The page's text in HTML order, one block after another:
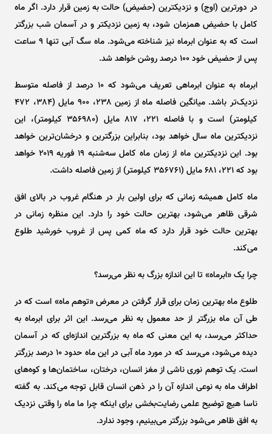
در دورترین (اوج) و نزدیکترین (حضیض) حالت به زمین قرار دارد. اگر ماه
کامل با حضیض همزمان شود، به زمین نزدیکتر و در آسمان شب بزرگتر
است که به عنوان ابرماه نیز شناخته می‌شود. ماه سگ آبی تنها ۹ ساعت
پس از حضیض خود ۱۰۰ درصد روشن خواهد شد.
ابرماه به عنوان ابرماهی تعریف می‌شود که ۱۰ درصد از فاصله متوسط
نزدیک‌تر باشد. میانگین فاصله ماه از زمین ۲۳۸، ۹۰۰ مایل (۳۸۴، ۴۷۲
کیلومتر) است و با فاصله ۲۲۱، ۸۱۷ مایل (۳۵۶۹۸۰ کیلومتر)، این
نزدیکترین ماه سال خواهد بود، بنابراین بزرگترین و درخشان‌ترین خواهد
بود. این نزدیکترین ماه از زمان ماه کامل سه‌شنبه ۱۹ فوریه ۲۰۱۹ خواهد
بود که ۲۲۱، ۶۸۱ مایل (۳۵۶۷۶۱ کیلومتر) از زمین فاصله داشت.
ماه کامل همیشه زمانی که برای اولین بار در هنگام غروب در بالای افق
شرقی ظاهر می‌شود، بهترین حالت خود را دارد. این منظره زمانی در
بهترین حالت خود قرار دارد که ماه کمی پس از غروب خورشید طلوع
می‌کند.
چرا یک «ابرماه» تا این اندازه بزرگ به نظر می‌رسد؟
طلوع ماه بهترین زمان برای قرار گرفتن در معرض «توهم ماه» است که در
طی آن ماه بزرگتر از حد معمول به نظر می‌رسد. این اثر برای ابرماه به
حداکثر می‌رسد، به این معنی که ماه به بزرگترین اندازه‌ای که در آسمان
دیده می‌شود، می‌رسد که در مورد ماه آبی در این ماه حدود ۱۰ درصد بزرگتر
است. یک توهم نوری ناشی از مغز انسان، درختان، ساختمان‌ها و کوه‌های
اطراف ماه به نوعی اندازه آن را در ذهن انسان قابل توجه می‌کند. به گفته
ناسا هیچ توضیح علمی رضایت‌بخشی برای اینکه چرا ما ماه را وقتی نزدیک
به افق ظاهر می‌شود بزرگتر می‌بینیم، وجود ندارد.